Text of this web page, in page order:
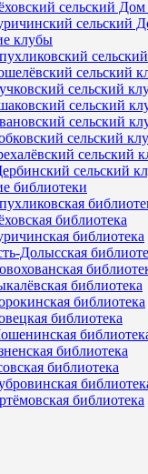
сельский Дом
сельский
клубы
сельский
сельский
сельский
сельский
сельский
сельский
сельский
библиотеки
библиотека
библиотека
Долысская
библиотека
библиотека
библиотека
библиотека
библиотека
библиотека